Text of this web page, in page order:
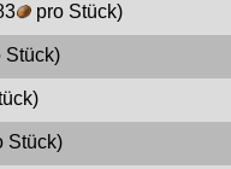
pro Stück)
Stück)